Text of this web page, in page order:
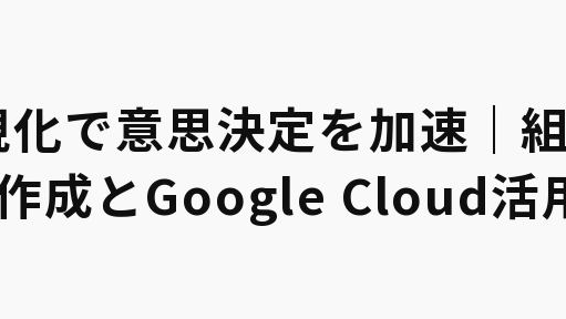
で意思決定を加速｜
成とGoogle Cloud活